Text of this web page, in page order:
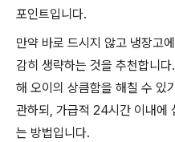
포인트입니다.
만약 바로 드시지 않고 냉장고
감히 생략하는 것을 추천합니
해 오이의 상큼함을 해칠 수 있
관하되, 가급적 24시간 이내에
는 방법입니다.